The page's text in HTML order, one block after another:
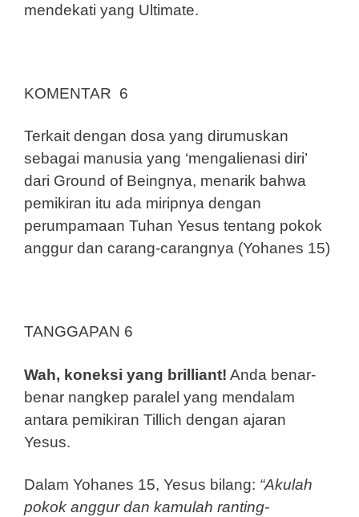
mendekati yang Ultimate.
KOMENTAR 6
Terkait dengan dosa yang dirumuskan
sebagai manusia yang ‘mengalienasi diri’
dari Ground of Beingnya, menarik bahwa
pemikiran itu ada miripnya dengan
perumpamaan Tuhan Yesus tentang pokok
anggur dan carang-carangnya (Yohanes 15)
TANGGAPAN 6
Wah, koneksi yang brilliant! Anda benar-
benar nangkep paralel yang mendalam
antara pemikiran Tillich dengan ajaran
Yesus.
Dalam Yohanes 15, Yesus bilang: “Akulah
pokok anggur dan kamulah ranting-